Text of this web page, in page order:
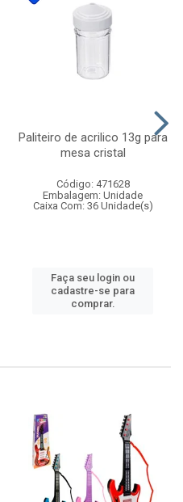
Paliteiro de acrilico 13g para
mesa cristal
Código: 471628
Embalagem: Unidade
Caixa Com: 36 Unidade(s)
Faça seu login ou
cadastre-se para
comprar.